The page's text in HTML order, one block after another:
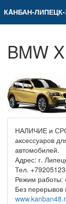
КAНБАН-
BMW
НАЛИЧИЕ и
аксессуаров
автомобилей.
Адрес: г.
Тел.
Режим работы:
Без перерывов